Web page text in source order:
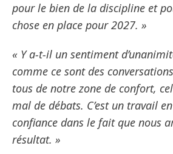
pour le bien de la discipline et
chose en place pour 2027. »
« Y a-t-il un sentiment
comme ce sont des
tous de notre zone de confort,
mal de débats. C’est un travail
confiance dans le fait que nous
résultat. »